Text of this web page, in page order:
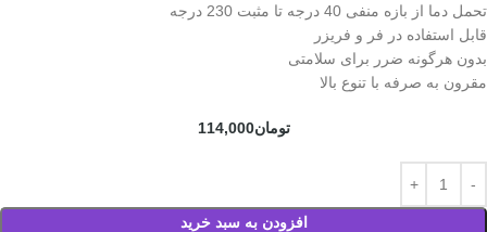
تحمل دما از بازه منفی 40 درجه تا مثبت 230 درجه
قابل استفاده در فر و فریزر
بدون هرگونه ضرر برای سلامتی
مقرون به صرفه با تنوع بالا
تومان114,000
افزودن به سبد خرید